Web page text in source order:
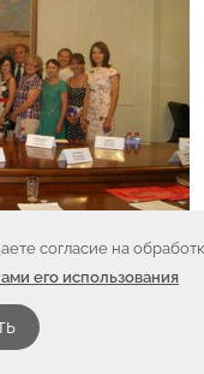
согласие на
его использования